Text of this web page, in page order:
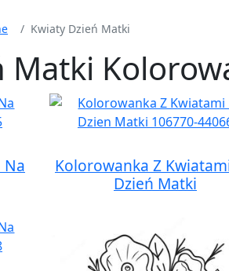
Kwiaty Dzień Matki
Matki
Na
Kolorowanka Z
Dzień Matki